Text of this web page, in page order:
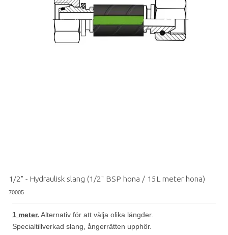
1/2" - Hydraulisk slang (1/2" BSP hona / 15L meter hona)
70005
1 meter. Alternativ för att välja olika längder.
Specialtillverkad slang, ångerrätten upphör.